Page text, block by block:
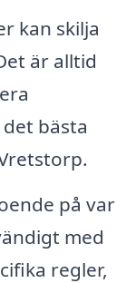
kan skilja
är alltid
bästa
på var
med
regler,